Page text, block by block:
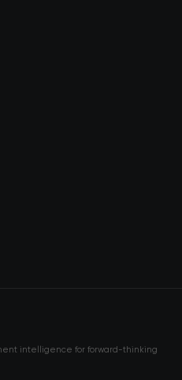
intelligence for forward-thinking